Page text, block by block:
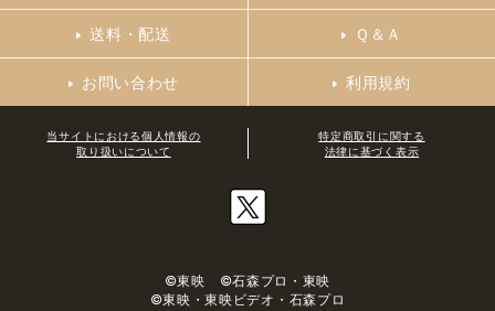
送料・配送 Ｑ＆Ａ
お問い合わせ 利用規約
当サイトにおける個人情報の
取り扱いについて
特定商取引に関する
法律に基づく表示
©東映 ©石森プロ・東映
©東映・東映ビデオ・石森プロ